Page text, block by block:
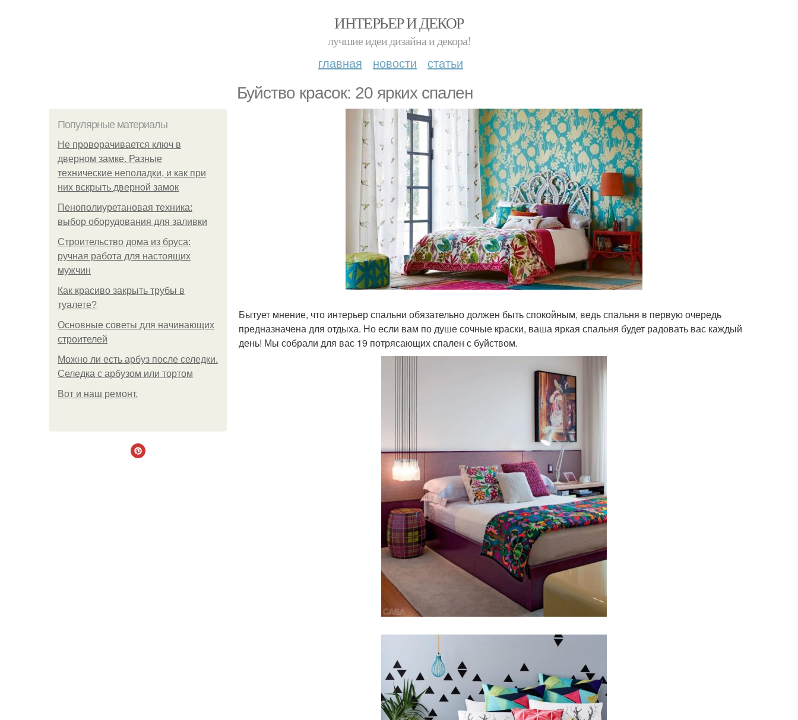
ИНТЕРЬЕР И ДЕКОР
лучшие идеи дизайна и декора!
главная новости статьи
Буйство красок: 20 ярких спален
Популярные материалы
Не проворачивается ключ в
дверном замке. Разные
технические неполадки, и как при
них вскрыть дверной замок
Пенополиуретановая техника:
выбор оборудования для заливки
Строительство дома из бруса:
ручная работа для настоящих
мужчин
Как красиво закрыть трубы в
туалете?
Основные советы для начинающих
строителей
Можно ли есть арбуз после селедки.
Селедка с арбузом или тортом
Boт и наш ремoнт.
Бытует мнение, что интерьер спальни обязательно должен быть спокойным, ведь спальня в первую очередь
предназначена для отдыха. Но если вам по душе сочные краски, ваша яркая спальня будет радовать вас каждый
день! Мы собрали для вас 19 потрясающих спален с буйством.